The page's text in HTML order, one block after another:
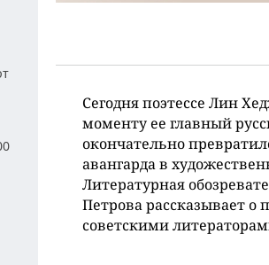
Сегодня поэтессе Лин
моменту ее главный
окончательно
авангарда в
Литературная
Петрова рассказывает о
советскими